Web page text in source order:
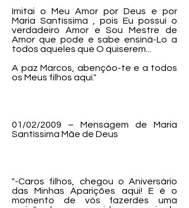
Imitai o Meu Amor por Deus e por
Maria Santíssima , pois Eu possuí o
verdadeiro Amor e Sou Mestre de
Amor que pode e sabe ensiná-Lo a
todos aqueles que O quiserem...
A paz Marcos, abençôo-te e a todos
os Meus filhos aqui."
01/02/2009 – Mensagem de Maria
Santíssima Mãe de Deus
"-Caros filhos, chegou o Aniversário
das Minhas Aparições aqui! E é o
momento de vós fazerdes uma